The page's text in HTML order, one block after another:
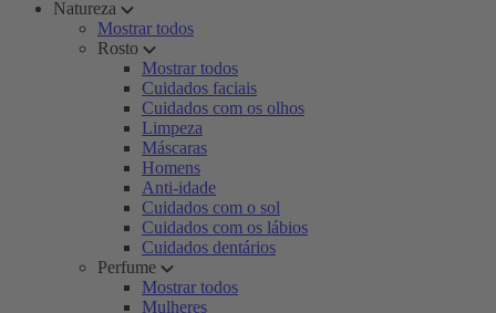
Natureza
Mostrar todos
Rosto
Mostrar todos
Cuidados faciais
Cuidados com os olhos
Limpeza
Máscaras
Homens
Anti-idade
Cuidados com o sol
Cuidados com os lábios
Cuidados dentários
Perfume
Mostrar todos
Mulheres